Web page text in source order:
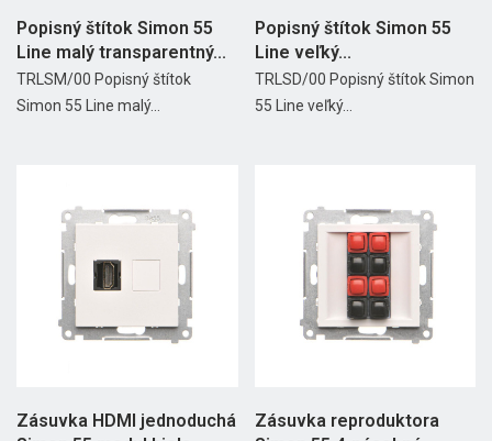
Popisný štítok Simon 55
Line malý transparentný...
TRLSM/00 Popisný štítok
Simon 55 Line malý...
Popisný štítok Simon 55
Line veľký...
TRLSD/00 Popisný štítok Simon
55 Line veľký...
Zásuvka HDMI jednoduchá
Zásuvka reproduktora